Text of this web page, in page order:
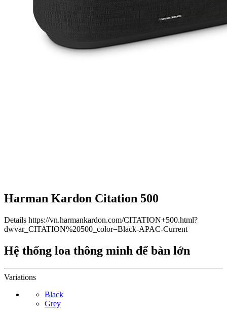
Harman Kardon Citation 500
Details https://vn.harmankardon.com/CITATION+500.html?
dwvar_CITATION%20500_color=Black-APAC-Current
Hệ thống loa thông minh để bàn lớn
Variations
Black
Grey